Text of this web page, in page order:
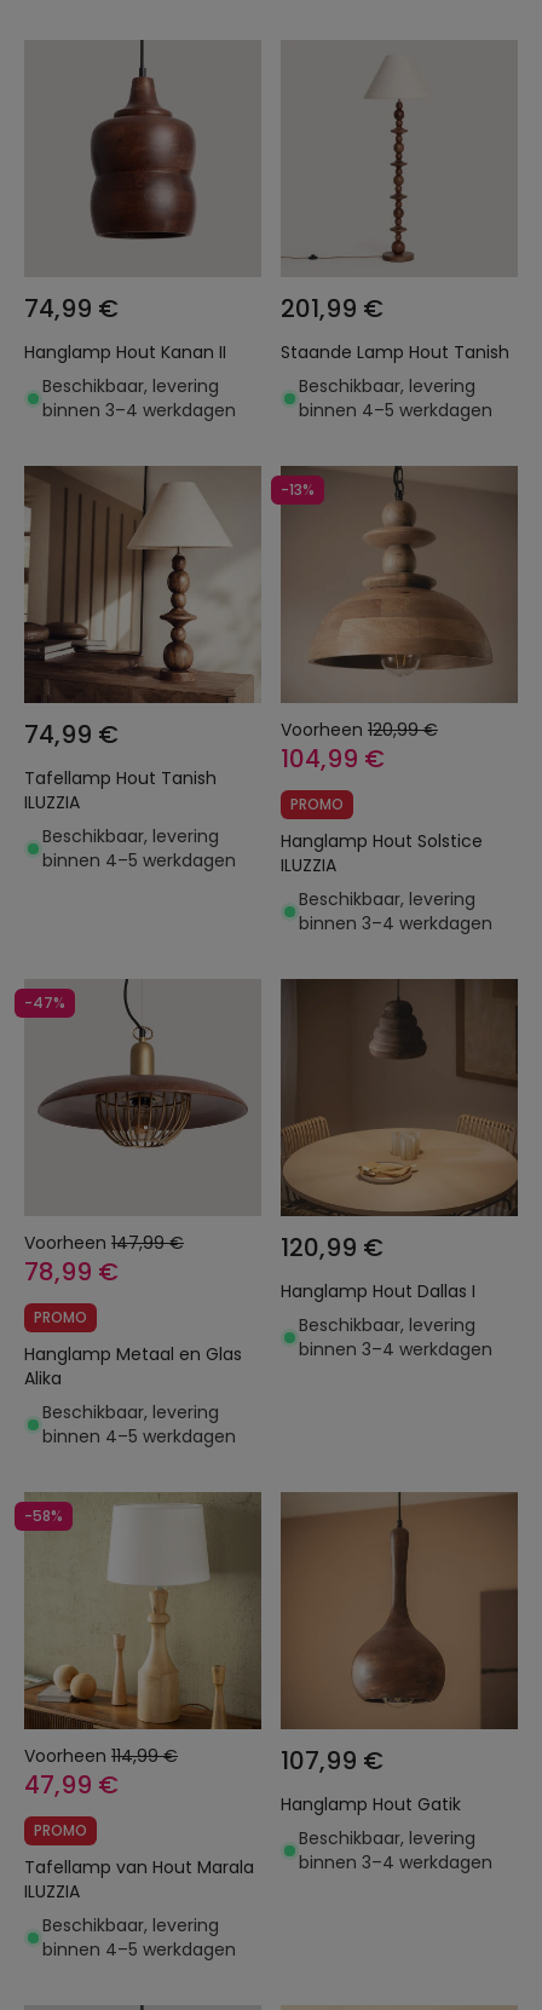
74,99 €
Hanglamp Hout Kanan II
Beschikbaar, levering
binnen 3–4 werkdagen
201,99 €
Staande Lamp Hout Tanish
Beschikbaar, levering
binnen 4–5 werkdagen
74,99 €
Tafellamp Hout Tanish
ILUZZIA
Beschikbaar, levering
binnen 4–5 werkdagen
-13%
Voorheen 120,99 €
104,99 €
PROMO
Hanglamp Hout Solstice
ILUZZIA
Beschikbaar, levering
binnen 3–4 werkdagen
-47%
Voorheen 147,99 €
78,99 €
PROMO
Hanglamp Metaal en Glas
Alika
Beschikbaar, levering
binnen 4–5 werkdagen
120,99 €
Hanglamp Hout Dallas I
Beschikbaar, levering
binnen 3–4 werkdagen
-58%
Voorheen 114,99 €
47,99 €
PROMO
Tafellamp van Hout Marala
ILUZZIA
Beschikbaar, levering
binnen 4–5 werkdagen
107,99 €
Hanglamp Hout Gatik
Beschikbaar, levering
binnen 3–4 werkdagen